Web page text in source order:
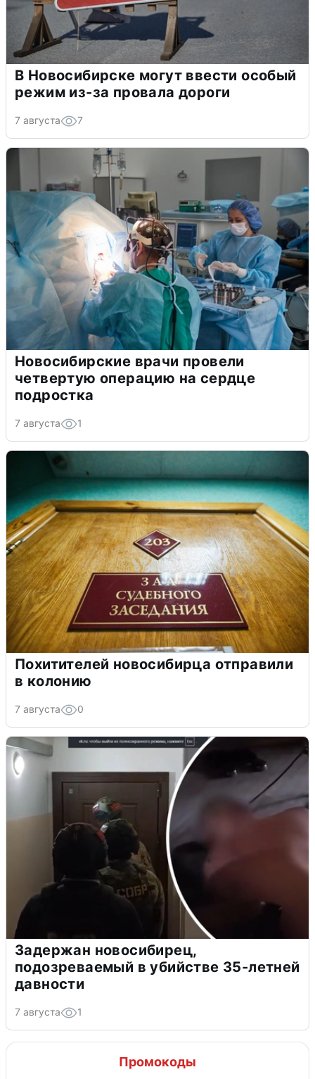
В Новосибирске могут ввести особый
режим из-за провала дороги
7 августа 7
Новосибирские врачи провели
четвертую операцию на сердце
подростка
7 августа 1
Похитителей новосибирца отправили
в колонию
7 августа 0
Задержан новосибирец,
подозреваемый в убийстве 35-летней
давности
7 августа 1
Промокоды